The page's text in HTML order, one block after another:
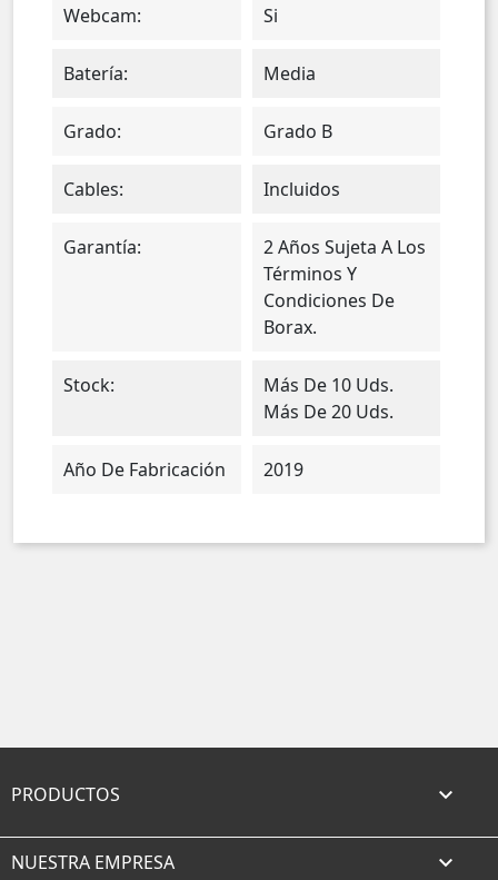
Webcam: Si
Batería: Media
Grado: Grado B
Cables: Incluidos
Garantía:
2 Años Sujeta A Los
Términos Y
Condiciones De
Borax.
Stock:
Más De 10 Uds.
Más De 20 Uds.
Año De Fabricación 2019
PRODUCTOS 
NUESTRA EMPRESA 